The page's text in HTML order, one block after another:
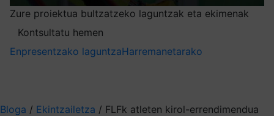
Zure proiektua bultzatzeko laguntzak eta ekimenak
Kontsultatu hemen
Enpresentzako laguntzaHarremanetarako
Bloga / Ekintzailetza / FLFk atleten kirol-errendimendua